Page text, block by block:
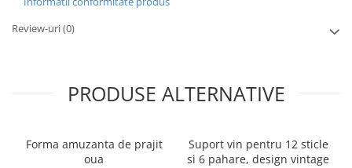
Review-uri(0)
PRODUSE ALTERNATIVE
Forma amuzanta de prajit
oua
Suport vin pentru 12 sticle
si 6 pahare, design vintage